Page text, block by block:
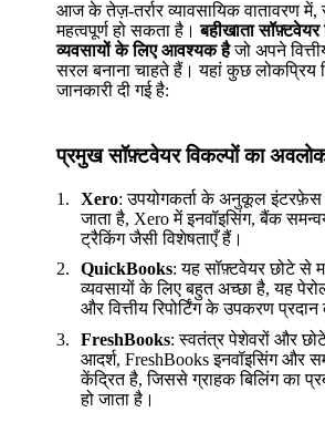
आज के तेज़-तर्रार व्यावसायिक वातावरण में,
महत्वपूर्ण हो सकता है।बहीखाता
व्यवसायों के लिए आवश्यक हैजो अपने
सरल बनाना चाहते हैं। यहां कुछ लोकप्रिय
जानकारी दी गई है:
प्रमुख सॉफ़्टवेयर विकल्पों का
Xero: उपयोगकर्ता के अनुकूल इंटरफ़ेस
जाता है, Xero में इनवॉइसिंग, बैंक
ट्रैकिंग जैसी विशेषताएँ हैं।
QuickBooks: यह सॉफ़्टवेयर छोटे से
व्यवसायों के लिए बहुत अच्छा है, यह
और वित्तीय रिपोर्टिंग के उपकरण
FreshBooks: स्वतंत्र पेशेवरों और
आदर्श, FreshBooks इनवॉइसिंग और
केंद्रित है, जिससे ग्राहक बिलिंग का
हो जाता है।